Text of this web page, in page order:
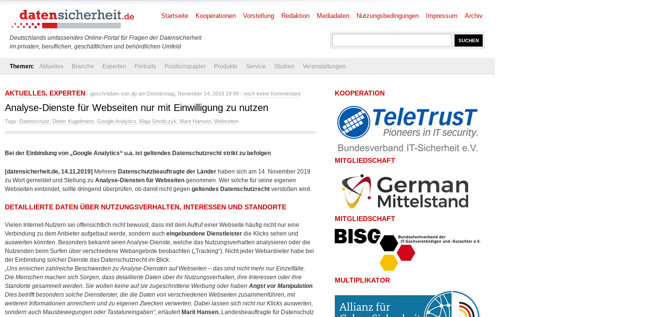
Deutschlands umfassendes Online-Portal für Fragen der Datensicherheit
im privaten, beruflichen, geschäftlichen und behördlichen Umfeld
Startseite Kooperationen Vorstellung Redaktion Mediadaten Nutzungsbedingungen Impressum Archiv
Themen: Aktuelles Branche Experten Portraits Positionspapier Produkte Service Studien Veranstaltungen
AKTUELLES, EXPERTEN - geschrieben von dp am Donnerstag, November 14, 2019 19:49 - noch keine Kommentare
Analyse-Dienste für Webseiten nur mit Einwilligung zu nutzen
Tags: Datenschutz Dieter Kugelmann Google Analytics Maja Smoltczyk Marit Hansen Webseiten
Bei der Einbindung von „Google Analytics“ u.a. ist geltendes Datenschutzrecht strikt zu befolgen
[datensicherheit.de, 14.11.2019] Mehrere Datenschutzbeauftragte der Länder haben sich am 14. November 2019
zu Wort gemeldet und Stellung zu Analyse-Diensten für Webseiten genommen. Wer solche für seine eigenen
Webseiten einbindet, sollte dringend überprüfen, ob damit nicht gegen geltendes Datenschutzrecht verstoßen wird.
DETAILLIERTE DATEN ÜBER NUTZUNGSVERHALTEN, INTERESSEN UND STANDORTE
Vielen Internet-Nutzern sei offensichtlich nicht bewusst, dass mit dem Aufruf einer Webseite häufig nicht nur eine
Verbindung zu dem Anbieter aufgebaut werde, sondern auch eingebundene Dienstleister die Klicks sehen und
auswerten könnten. Besonders bekannt seien Analyse-Dienste, welche das Nutzungsverhalten analysieren oder die
Nutzenden beim Surfen über verschiedene Webangebote beobachten („Tracking“). Nicht jeder Webanbieter habe bei
der Einbindung solcher Dienste das Datenschutzrecht im Blick.
„Uns erreichen zahlreiche Beschwerden zu Analyse-Diensten auf Webseiten – das sind nicht mehr nur Einzelfälle.
Die Menschen machen sich Sorgen, dass detaillierte Daten über ihr Nutzungsverhalten, ihre Interessen oder ihre
Standorte gesammelt werden. Sie wollen keine auf sie zugeschnittene Werbung oder haben Angst vor Manipulation.
Dies betrifft besonders solche Dienstleister, die die Daten von verschiedenen Webseiten zusammenführen, mit
weiteren Informationen anreichern und zu eigenen Zwecken verwerten. Dabei lassen sich nicht nur Klicks auswerten,
sondern auch Mausbewegungen oder Tastatureingaben“, erläutert Marit Hansen, Landesbeauftragte für Datenschutz
KOOPERATION
MITGLIEDSCHAFT
MITGLIEDSCHAFT
MULTIPLIKATOR